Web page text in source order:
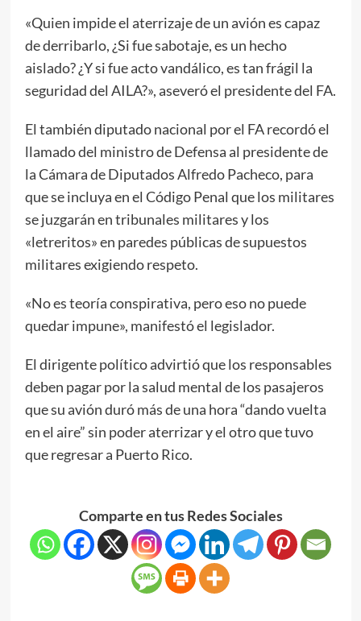
«Quien impide el aterrizaje de un avión es capaz
de derribarlo, ¿Si fue sabotaje, es un hecho
aislado? ¿Y si fue acto vandálico, es tan frágil la
seguridad del AILA?», aseveró el presidente del FA.
El también diputado nacional por el FA recordó el
llamado del ministro de Defensa al presidente de
la Cámara de Diputados Alfredo Pacheco, para
que se incluya en el Código Penal que los militares
se juzgarán en tribunales militares y los
«letreritos» en paredes públicas de supuestos
militares exigiendo respeto.
«No es teoría conspirativa, pero eso no puede
quedar impune», manifestó el legislador.
El dirigente político advirtió que los responsables
deben pagar por la salud mental de los pasajeros
que su avión duró más de una hora “dando vuelta
en el aire” sin poder aterrizar y el otro que tuvo
que regresar a Puerto Rico.
Comparte en tus Redes Sociales